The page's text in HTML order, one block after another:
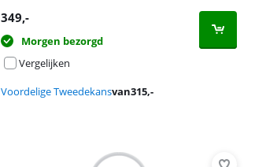
349,-
Morgen bezorgd
Vergelijken
Voordelige Tweedekansvan315,-